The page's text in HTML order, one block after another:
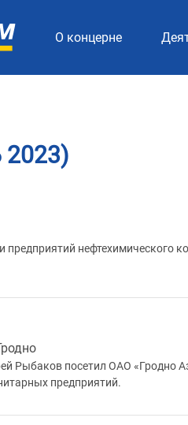
О концерне
предприятий нефтехимического
Рыбаков посетил ОАО «Гродно
предприятий.